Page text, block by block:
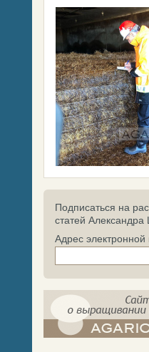
Подписаться на
статей Александра
Адрес электронной